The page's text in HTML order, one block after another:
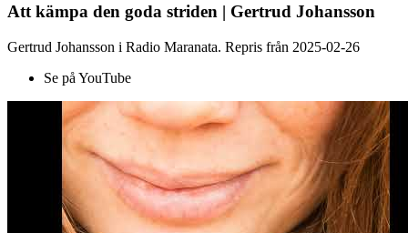
Att kämpa den goda striden | Gertrud Johansson
Gertrud Johansson i Radio Maranata. Repris från 2025-02-26
Se på YouTube